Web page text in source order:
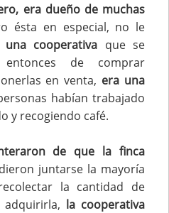
era dueño de muchas
ésta en especial, no le
cooperativa que se
de comprar
en venta, era una
habían trabajado
y recogiendo café.
de que la finca
juntarse la mayoría
la cantidad de
la cooperativa